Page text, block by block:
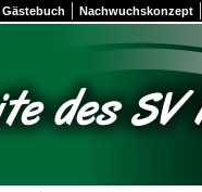
Gästebuch Nachwuchskonzept